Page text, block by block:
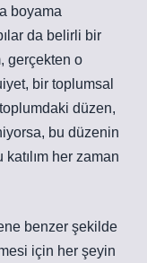
boyama
da belirli bir
gerçekten o
bir toplumsal
düzen,
bu düzenin
her zaman
benzer şekilde
için her şeyin